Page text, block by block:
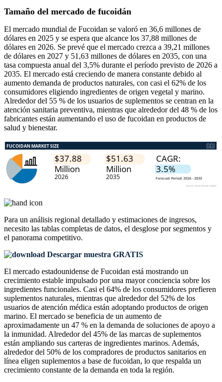
Tamaño del mercado de fucoidán
El mercado mundial de Fucoidan se valoró en 36,6 millones de
dólares en 2025 y se espera que alcance los 37,88 millones de
dólares en 2026. Se prevé que el mercado crezca a 39,21 millones
de dólares en 2027 y 51,63 millones de dólares en 2035, con una
tasa compuesta anual del 3,5% durante el período previsto de 2026 a
2035. El mercado está creciendo de manera constante debido al
aumento demanda de productos naturales, con casi el 62% de los
consumidores eligiendo ingredientes de origen vegetal y marino.
Alrededor del 55 % de los usuarios de suplementos se centran en la
atención sanitaria preventiva, mientras que alrededor del 48 % de los
fabricantes están aumentando el uso de fucoidan en productos de
salud y bienestar.
Para un análisis regional detallado y estimaciones de ingresos,
necesito las tablas completas de datos, el desglose por segmentos y
el panorama competitivo.
Descargar muestra GRATIS
El mercado estadounidense de Fucoidan está mostrando un
crecimiento estable impulsado por una mayor conciencia sobre los
ingredientes funcionales. Casi el 64% de los consumidores prefieren
suplementos naturales, mientras que alrededor del 52% de los
usuarios de atención médica están adoptando productos de origen
marino. El mercado se beneficia de un aumento de
aproximadamente un 47 % en la demanda de soluciones de apoyo a
la inmunidad. Alrededor del 45% de las marcas de suplementos
están ampliando sus carteras de ingredientes marinos. Además,
alrededor del 50% de los compradores de productos sanitarios en
línea eligen suplementos a base de fucoidan, lo que respalda un
crecimiento constante de la demanda en toda la región.